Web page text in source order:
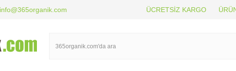
info@365organik.com ÜCRETSİZ KARGO